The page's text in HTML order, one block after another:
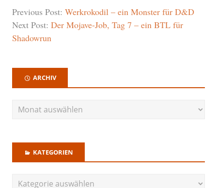
Previous Post: Werkrokodil – ein Monster für D&D
Next Post: Der Mojave-Job, Tag 7 – ein BTL für
Shadowrun
ARCHIV
KATEGORIEN